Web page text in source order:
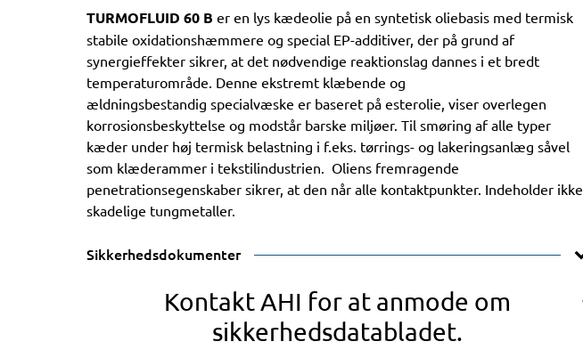
TURMOFLUID 60 B er en lys kædeolie på en syntetisk oliebasis med termisk
stabile oxidationshæmmere og special EP-additiver, der på grund af
synergieffekter sikrer, at det nødvendige reaktionslag dannes i et bredt
temperaturområde. Denne ekstremt klæbende og
ældningsbestandig specialvæske er baseret på esterolie, viser overlegen
korrosionsbeskyttelse og modstår barske miljøer. Til smøring af alle typer
kæder under høj termisk belastning i f.eks. tørrings- og lakeringsanlæg såvel
som klæderammer i tekstilindustrien. Oliens fremragende
penetrationsegenskaber sikrer, at den når alle kontaktpunkter. Indeholder ikke
skadelige tungmetaller.
Sikkerhedsdokumenter
Kontakt AHI for at anmode om
sikkerhedsdatabladet.